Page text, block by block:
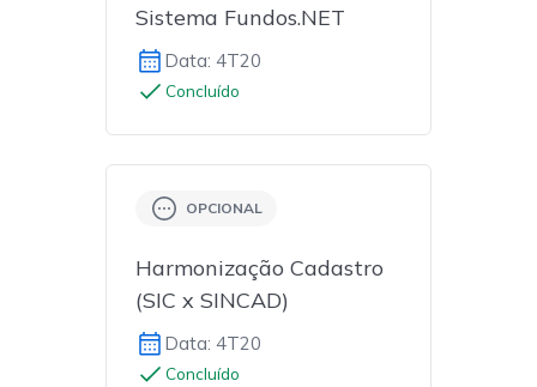
Sistema Fundos.NET
Data: 4T20
Concluído
OPCIONAL
Harmonização Cadastro
(SIC x SINCAD)
Data: 4T20
Concluído